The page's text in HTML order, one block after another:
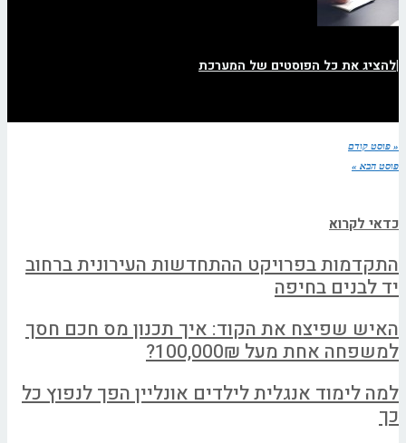
|להציג את כל הפוסטים של המערכת
« פוסט קודם
פוסט הבא »
כדאי לקרוא
התקדמות בפרויקט ההתחדשות העירונית ברחוב
יד לבנים בחיפה
האיש שפיצח את הקוד: איך תכנון מס חכם חסך
למשפחה אחת מעל 100,000₪?
למה לימוד אנגלית לילדים אונליין הפך לנפוץ כל
כך